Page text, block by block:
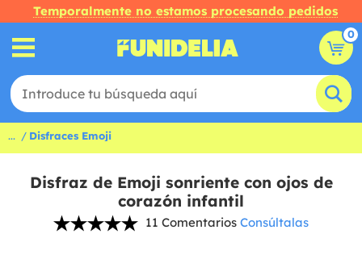
Temporalmente no estamos procesando pedidos
0
... Disfraces Emoji
Disfraz de Emoji sonriente con ojos de
corazón infantil
11 Comentarios Consúltalas